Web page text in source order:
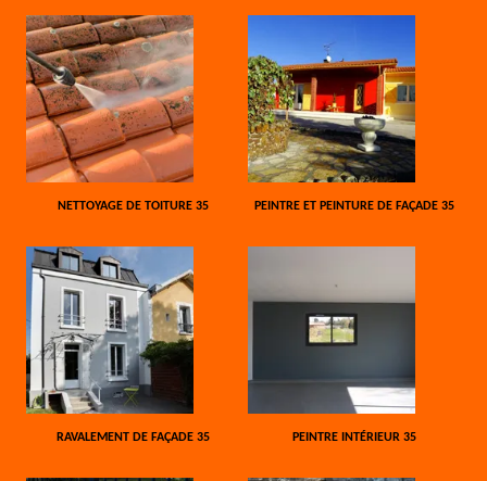
NETTOYAGE DE TOITURE 35 PEINTRE ET PEINTURE DE FAÇADE 35
RAVALEMENT DE FAÇADE 35 PEINTRE INTÉRIEUR 35